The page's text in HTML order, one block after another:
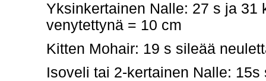
Yksinkertainen Nalle: 27 s ja 31
venytettynä = 10 cm
Kitten Mohair: 19 s sileää
Isoveli tai 2-kertainen Nalle: